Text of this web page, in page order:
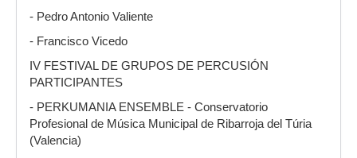
- Pedro Antonio Valiente
- Francisco Vicedo
IV FESTIVAL DE GRUPOS DE PERCUSIÓN
PARTICIPANTES
- PERKUMANIA ENSEMBLE - Conservatorio
Profesional de Música Municipal de Ribarroja del Túria
(Valencia)